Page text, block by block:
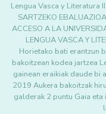
Lengua Vasca y Literatura
SARTZEKO
ACCESO A LA
LENGUA VASCA Y
Horietako bati erantzun
bakoitzean kodea jartzea
gainean eraikiak daude bi
2019 Aukera bakoitzak
galderak 2 puntu Gaia